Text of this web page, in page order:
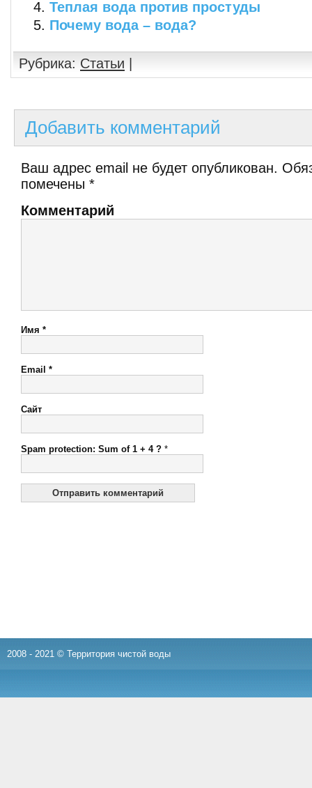
Теплая вода против простуды
Почему вода – вода?
Рубрика: Статьи |
Добавить комментарий
Ваш адрес email не будет опубликован.
помечены *
Комментарий
Имя *
Email *
Сайт
Spam protection: Sum of 1 + 4 ? *
2008 - 2021 © Территория чистой воды